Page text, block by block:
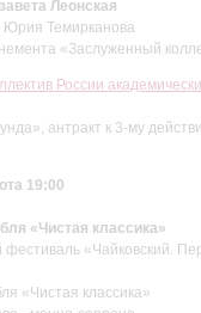
Леонская
Юрия Темирканова
«Заслуженный
России
антракт к 3-му
19:00
«Чистая классика»
«Чайковский.
«Чистая классика»